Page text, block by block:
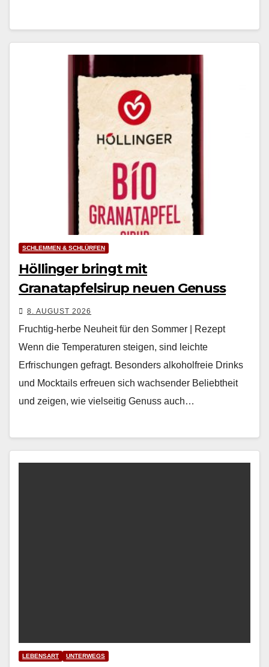
SCHLEMMEN & SCHLÜRFEN
Höllinger bringt mit
Granatapfelsirup neuen Genuss
8. AUGUST 2026
Fruchtig-herbe Neuheit für den Sommer | Rezept
Wenn die Tem­per­a­turen steigen, sind leichte
Erfrischun­gen gefragt. Beson­ders alko­hol­freie Drinks
und Mock­tails erfreuen sich wach­sender Beliebtheit
und zeigen, wie viel­seit­ig Genuss auch…
LEBENSART UNTERWEGS